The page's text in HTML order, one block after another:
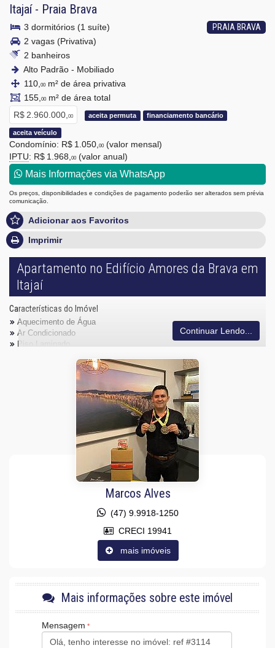
Itajaí- Praia Brava
PRAIA BRAVA
3 dormitórios (1 suíte)
2 vagas (Privativa)
2 banheiros
Alto Padrão - Mobiliado
110, 00m² de área privativa
155, 00m² de área total
R$ 2.960.000, 00 aceita permuta financiamento bancário
aceita veículo
Condomínio: R$ 1.050, 00 (valor mensal)
IPTU: R$ 1.968, 00 (valor anual)
Mais Informações via WhatsApp
Os preços, disponibilidades e condições de pagamento poderão ser alterados sem prévia
comunicação.
Adicionar aos Favoritos
Imprimir
Apartamento no Edifício Amores da Brava em
Itajaí
Características do Imóvel
Aquecimento de Água
Ar Condicionado
Piso Laminado
Acabamento em Gesso
Sacada com Churrasqueira
Sala para 2 Ambientes
Características do Empreendimento
Espaço Fitness
Portaria 24h
Medidores Individuais
Portão Eletrônico
Playground
Continuar Lendo...
Marcos Alves
(47) 9.9918-1250
CRECI 19941
mais imóveis
Mais informações sobre este imóvel
Mensagem